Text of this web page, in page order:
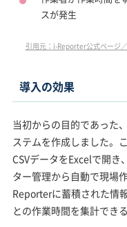
スが発生
引用元：i-Reporter公式ペー
導入の効果
当初からの目的であった
ステムを作成しました。
CSVデータをExcelで開き
ター管理から自動で現場
Reporterに蓄積された情
との作業時間を集計でき